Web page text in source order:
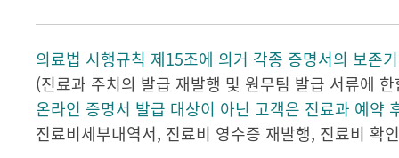
의료법 시행규칙 제15조에 의거 각종 증명서의 보존
(진료과 주치의 발급 재발행 및 원무팀 발급 서류에
온라인 증명서 발급 대상이 아닌 고객은 진료과 예약
진료비세부내역서, 진료비 영수증 재발행, 진료비 확